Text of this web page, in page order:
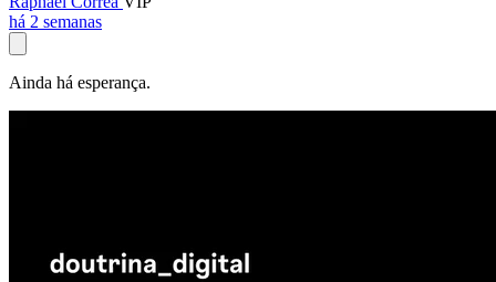
há 2 semanas
Ainda há esperança.